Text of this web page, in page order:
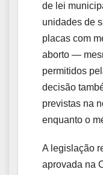
de lei
unidades de
placas com
aborto —
permitidos
decisão
previstas na
enquanto o
A legislação
aprovada na